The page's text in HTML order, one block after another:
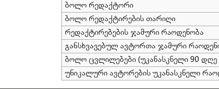
ბოლო რედაქტორი
ბოლო რედაქტირების თარიღი
რედაქტირებების ჯამური რაოდენობა
განსხვავებულ ავტორთა ჯამური
ბოლო ცვლილებები (უკანასკნელი 90 დღე
უნიკალური ავტორების უკანასკნელი